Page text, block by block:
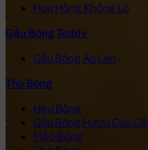
Hoa Hồng Khổng Lồ
Gấu Bông Teddy
Gấu Bông Áo Len
Thú Bông
Heo Bông
Gấu Bông Hươu Cao Cổ
Mèo Bông